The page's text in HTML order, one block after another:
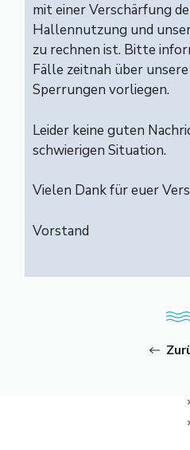
mit einer Verschärfung
Hallennutzung und
zu rechnen ist. Bitte
Fälle zeitnah über
Sperrungen vorliegen.
Leider keine guten
schwierigen Situation.
Vielen Dank für euer
Vorstand